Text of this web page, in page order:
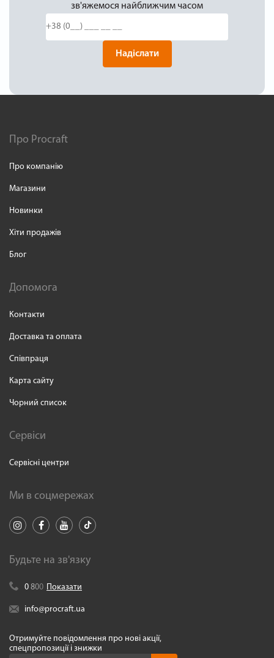
зв'яжемося найближчим часом
Надіслати
Про Procraft
Про компанію
Магазини
Новинки
Хіти продажів
Блог
Допомога
Контакти
Доставка та оплата
Співпраця
Карта сайту
Чорний список
Сервіси
Сервісні центри
Ми в соцмережах
Будьте на зв'язку
0 800 Показати
info@procraft.ua
Отримуйте повідомлення про нові акції,
спецпропозиції і знижки